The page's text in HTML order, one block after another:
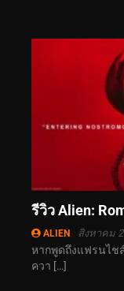
ALIEN สิงหาคม
หากพูดถึงแฟรนไช
ควา […]